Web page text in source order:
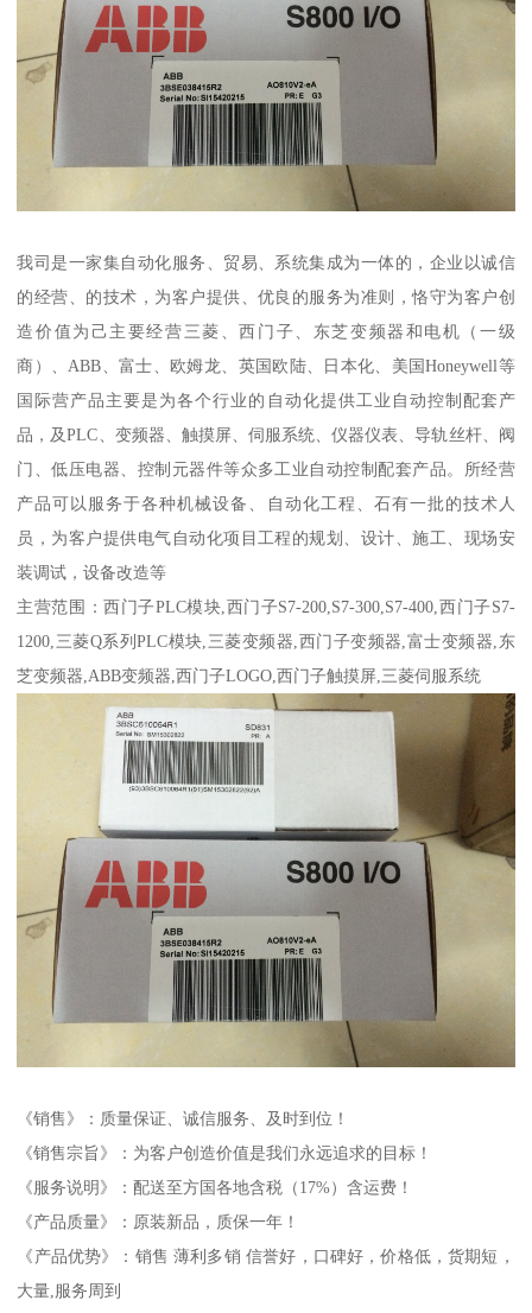
我司是一家集自动化服务、贸易、系统集成为一体的，企业以诚信
的经营、的技术，为客户提供、优良的服务为准则，恪守为客户创
造价值为己主要经营三菱、西门子、东芝变频器和电机（一级
商）、ABB、富士、欧姆龙、英国欧陆、日本化、美国Honeywell等
国际营产品主要是为各个行业的自动化提供工业自动控制配套产
品，及PLC、变频器、触摸屏、伺服系统、仪器仪表、导轨丝杆、阀
门、低压电器、控制元器件等众多工业自动控制配套产品。所经营
产品可以服务于各种机械设备、自动化工程、石有一批的技术人
员，为客户提供电气自动化项目工程的规划、设计、施工、现场安
装调试，设备改造等
主营范围：西门子PLC模块,西门子S7-200,S7-300,S7-400,西门子S7-
1200,三菱Q系列PLC模块,三菱变频器,西门子变频器,富士变频器,东
芝变频器,ABB变频器,西门子LOGO,西门子触摸屏,三菱伺服系统
《销售》：质量保证、诚信服务、及时到位！
《销售宗旨》：为客户创造价值是我们永远追求的目标！
《服务说明》：配送至方国各地含税（17%）含运费！
《产品质量》：原装新品，质保一年！
《产品优势》：销售 薄利多销 信誉好，口碑好，价格低，货期短，
大量,服务周到